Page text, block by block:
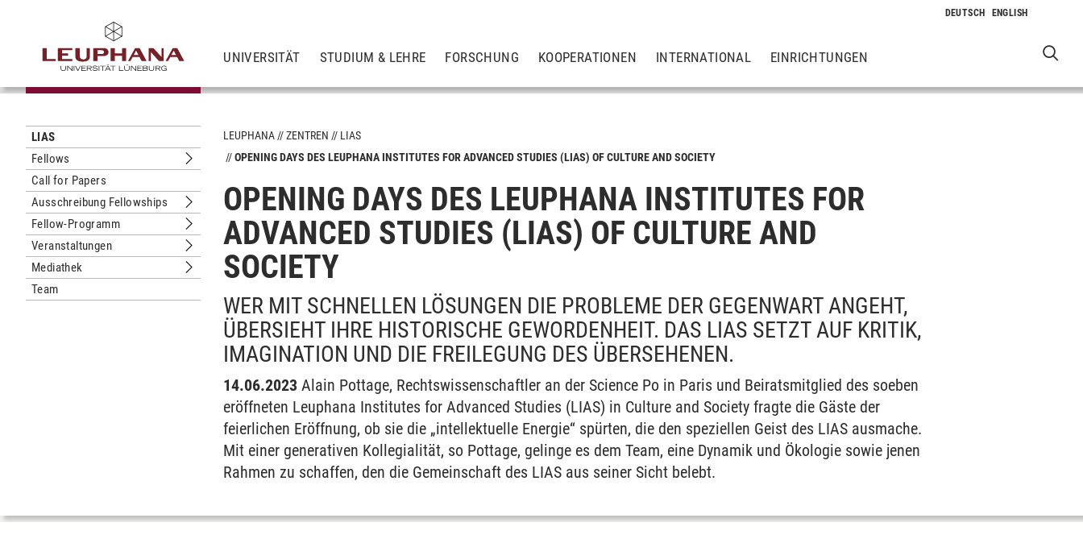
UNIVERSITÄT STUDIUM & LEHRE FORSCHUNG KOOPERATIONEN INTERNATIONAL EINRICHTUNGEN
LIAS
Fellows
Untermenu Fellows
Call for Papers
Ausschreibung Fellowships
Untermenu Ausschreibung Fellowships
Fellow-Programm
Untermenu Fellow-Programm
Veranstaltungen
Untermenu Veranstaltungen
Mediathek
Untermenu Mediathek
Team
LEUPHANA ZENTREN
LIAS
OPENING DAYS DES LEUPHANA INSTITUTES FOR ADVANCED STUDIES (LIAS) OF CULTURE AND SOCIETY
OPENING DAYS DES LEUPHANA INSTITUTES FOR
ADVANCED STUDIES (LIAS) OF CULTURE AND
SOCIETY
WER MIT SCHNELLEN LÖSUNGEN DIE PROBLEME DER GEGENWART ANGEHT,
ÜBERSIEHT IHRE HISTORISCHE GEWORDENHEIT. DAS LIAS SETZT AUF KRITIK,
IMAGINATION UND DIE FREILEGUNG DES ÜBERSEHENEN.
14.06.2023Alain Pottage, Rechtswissenschaftler an der Science Po in Paris und Beiratsmitglied des soeben
eröffneten Leuphana Institutes for Advanced Studies (LIAS) in Culture and Society fragte die Gäste der
feierlichen Eröffnung, ob sie die „intellektuelle Energie“ spürten, die den speziellen Geist des LIAS ausmache.
Mit einer generativen Kollegialität, so Pottage, gelinge es dem Team, eine Dynamik und Ökologie sowie jenen
Rahmen zu schaffen, den die Gemeinschaft des LIAS aus seiner Sicht belebt.